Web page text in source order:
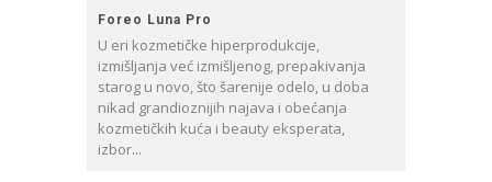
Foreo Luna Pro
U eri kozmetičke hiperprodukcije,
izmišljanja već izmišljenog, prepakivanja
starog u novo, što šarenije odelo, u doba
nikad grandioznijih najava i obećanja
kozmetičkih kuća i beauty eksperata,
izbor...